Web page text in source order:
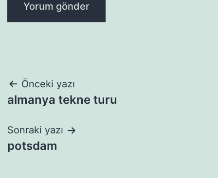
Yazı
gezinmesi
Önceki yazı
almanya tekne turu
Sonraki yazı
potsdam